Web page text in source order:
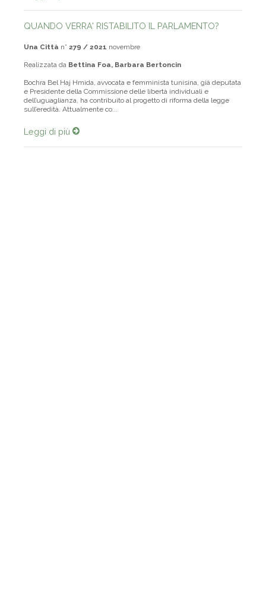
QUANDO VERRA' RISTABILITO IL PARLAMENTO?
Una Città n° 279 / 2021 novembre
Realizzata da Bettina Foa, Barbara Bertoncin
Bochra Bel Haj Hmida, avvocata e femminista tunisina, già deputata
e Presidente della Commissione delle libertà individuali e
dell’uguaglianza, ha contribuito al progetto di riforma della legge
sull’eredità. Attualmente co...
Leggi di più